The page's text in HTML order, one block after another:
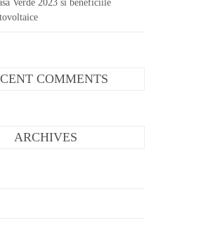
Verde 2023 si beneficiile
COMMENTS
ARCHIVES